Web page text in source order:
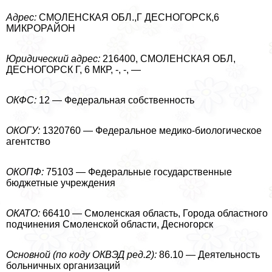
Адрес: СМОЛЕНСКАЯ ОБЛ.,Г ДЕСНОГОРСК,6
МИКРОРАЙОН
Юридический адрес: 216400, СМОЛЕНСКАЯ ОБЛ,
ДЕСНОГОРСК Г, 6 МКР, -, -, —
ОКФС: 12 — Федеральная собственность
ОКОГУ: 1320760 — Федеральное медико-биологическое
агентство
ОКОПФ: 75103 — Федеральные государственные
бюджетные учреждения
ОКАТО: 66410 — Смоленская область, Города областного
подчинения Смоленской области, Десногорск
Основной (по коду ОКВЭД ред.2): 86.10 — Деятельность
больничных организаций